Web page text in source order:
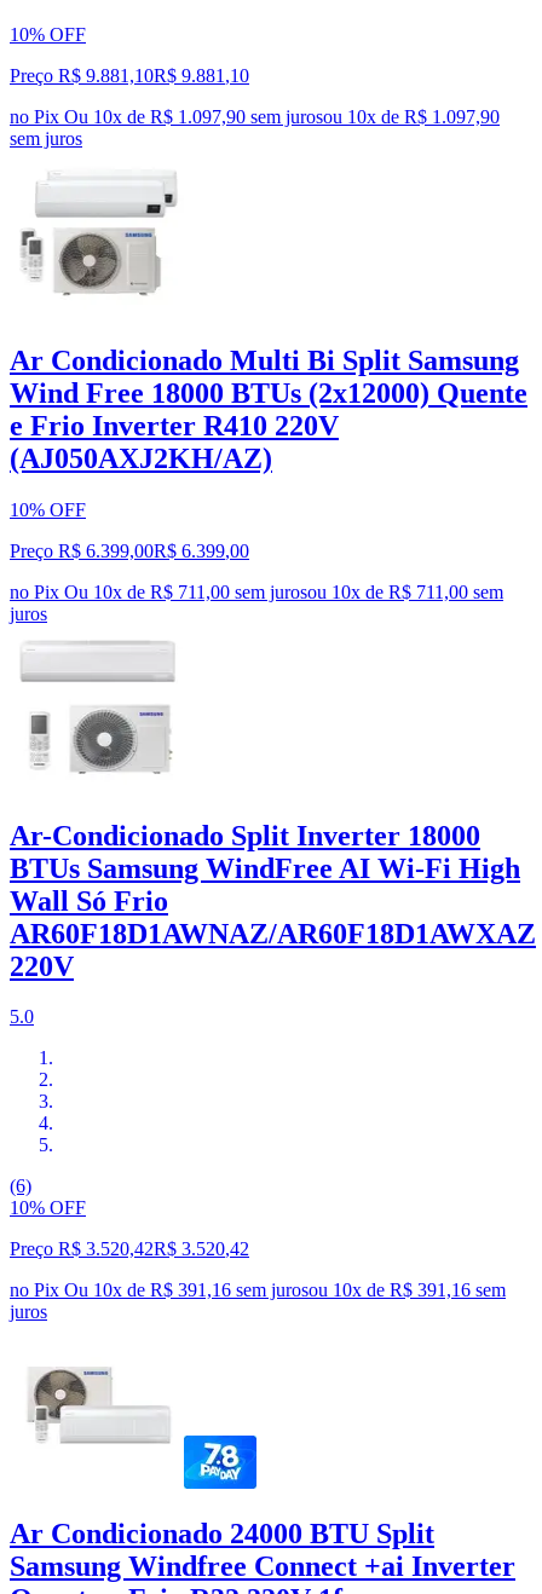
10% OFF
Preço R$ 9.881,10R$ 9.881 ,10
no Pix Ou 10x de R$ 1.097,90 sem jurosou 10x de R$ 1.097,90
sem juros
Ar Condicionado Multi Bi Split Samsung
Wind Free 18000 BTUs (2x12000) Quente
e Frio Inverter R410 220V
(AJ050AXJ2KH/AZ)
10% OFF
Preço R$ 6.399,00R$ 6.399,00
no Pix Ou 10x de R$ 711,00 sem jurosou 10x de R$ 711,00 sem
juros
Ar-Condicionado Split Inverter 18000
BTUs Samsung WindFree AI Wi-Fi High
Wall Só Frio
AR60F18D1AWNAZ/AR60F18D1AWXAZ
220V
5.0
(6)
10% OFF
Preço R$ 3.520,42R$ 3.520,42
no Pix Ou 10x de R$ 391,16 sem jurosou 10x de R$ 391,16 sem
juros
Ar Condicionado 24000 BTU Split
Samsung Windfree Connect +ai Inverter